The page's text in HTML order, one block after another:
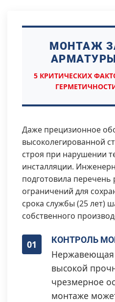
МОНТАЖ
5 КРИТИЧЕСКИХ
Даже прецизионное
высоколегированной
строя при нарушении
инсталляции.
подготовила перечень
ограничений для
срока службы (25 лет)
собственного
01 КОНТРОЛЬ
Нержавеющая
высокой
чрезмерное
монтаже